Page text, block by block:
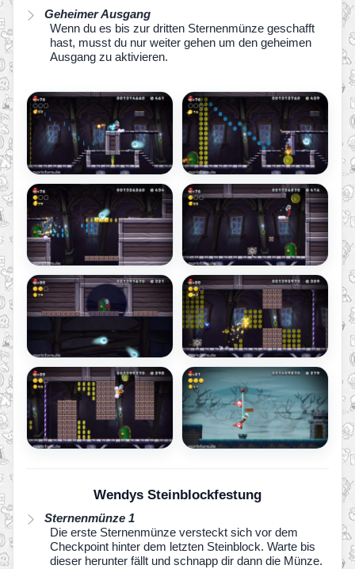
Geheimer Ausgang
Wenn du es bis zur dritten Sternenmünze geschafft
hast, musst du nur weiter gehen um den geheimen
Ausgang zu aktivieren.
Wendys Steinblockfestung
Sternenmünze 1
Die erste Sternenmünze versteckt sich vor dem
Checkpoint hinter dem letzten Steinblock. Warte bis
dieser herunter fällt und schnapp dir dann die Münze.